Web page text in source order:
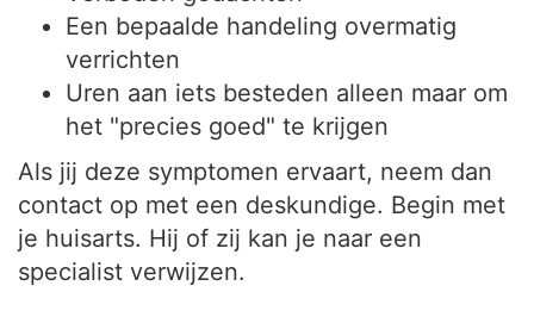
Een bepaalde handeling overmatig
verrichten
Uren aan iets besteden alleen maar om
het "precies goed" te krijgen
Als jij deze symptomen ervaart, neem dan
contact op met een deskundige. Begin met
je huisarts. Hij of zij kan je naar een
specialist verwijzen.